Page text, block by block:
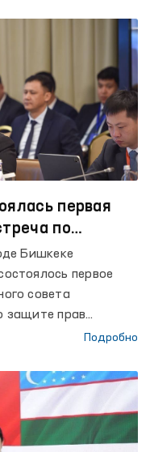
участие во встрече
с
по правам
ШОС.
первая
по
Бишкеке
первое
совета
защите прав
ШанхайскойПодробно